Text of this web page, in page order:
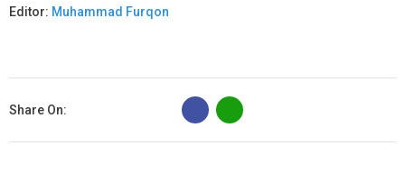
Editor: Muhammad Furqon
Share On:
B